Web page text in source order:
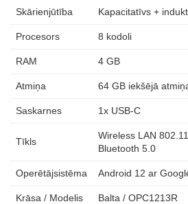
Skārienjūtība Kapacitatīvs +
Procesors 8 kodoli
RAM 4 GB
Atmiņa 64 GB iekšējā
Saskarnes 1x USB-C
Tīkls
Wireless LAN
Bluetooth 5.0
Operētājsistēma Android 12 ar
Krāsa / Modelis Balta / OPC1213R